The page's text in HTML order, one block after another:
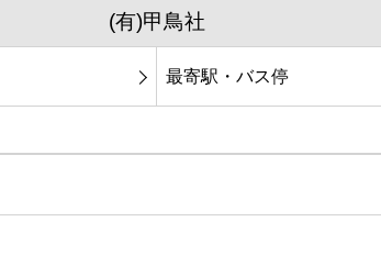
(有)甲鳥社
最寄駅・バス停